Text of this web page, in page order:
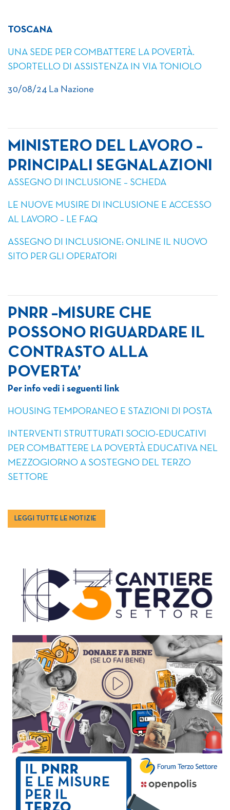
TOSCANA
UNA SEDE PER COMBATTERE LA POVERTÀ.
SPORTELLO DI ASSISTENZA IN VIA TONIOLO
30/08/24 La Nazione
MINISTERO DEL LAVORO –
PRINCIPALI SEGNALAZIONI
ASSEGNO DI INCLUSIONE – SCHEDA
LE NUOVE MUSIRE DI INCLUSIONE E ACCESSO
AL LAVORO – LE FAQ
ASSEGNO DI INCLUSIONE: ONLINE IL NUOVO
SITO PER GLI OPERATORI
PNRR –MISURE CHE
POSSONO RIGUARDARE IL
CONTRASTO ALLA
POVERTA’
Per info vedi i seguenti link
HOUSING TEMPORANEO E STAZIONI DI POSTA
INTERVENTI STRUTTURATI SOCIO-EDUCATIVI
PER COMBATTERE LA POVERTÀ EDUCATIVA NEL
MEZZOGIORNO A SOSTEGNO DEL TERZO
SETTORE
LEGGI TUTTE LE NOTIZIE